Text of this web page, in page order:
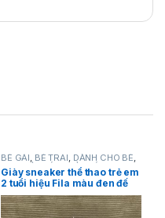
BÉ GÁI, BÉ TRAI, DÀNH CHO BÉ,
Fila GIÀY DÉP GIÀY DÉP
Giày sneaker thể thao trẻ em
2 tuổi hiệu Fila màu đen đế
giày màu hồng size (US) 7 ½
chính hãng